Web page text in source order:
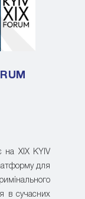
на XIX KYIV
для
в сучасних